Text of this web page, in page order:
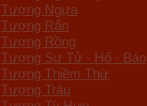
Tượng Ngựa
Tượng Rắn
Tượng Rồng
Tượng Sư Tử - Hổ - Báo
Tượng Thiềm Thừ
Tượng Trâu